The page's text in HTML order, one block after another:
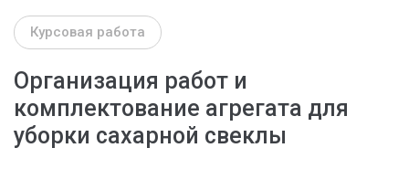
Курсовая работа
Организация работ и
комплектование агрегата для
уборки сахарной свеклы